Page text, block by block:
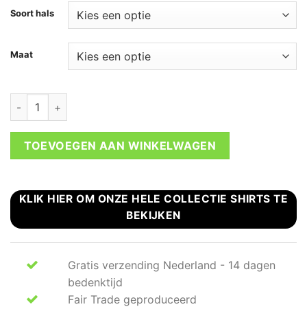
Soort hals
Maat
Boerenzakdoek T-shirt dames aantal
TOEVOEGEN AAN WINKELWAGEN
KLIK HIER OM ONZE HELE COLLECTIE SHIRTS TE
BEKIJKEN
Gratis verzending Nederland - 14 dagen
bedenktijd
Fair Trade geproduceerd